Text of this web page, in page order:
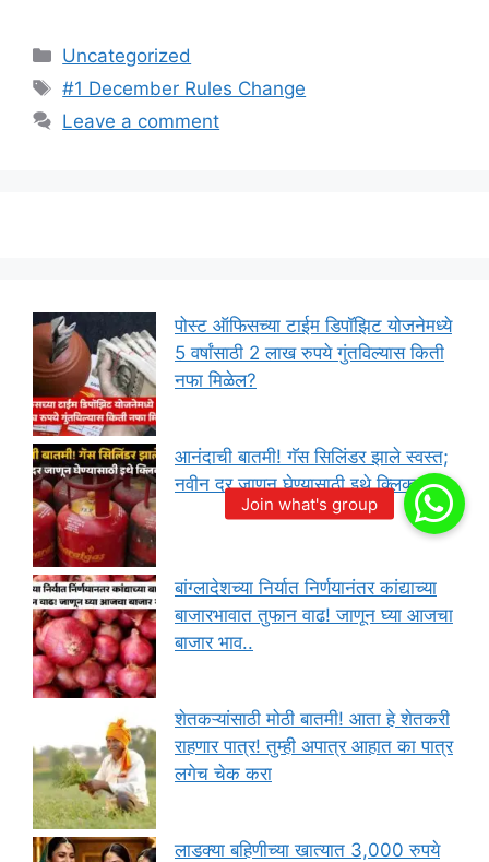
Categories
Uncategorized
Tags
#1 December Rules Change
Leave a comment
पोस्ट ऑफिसच्या टाईम डिपॉझिट योजनेमध्ये
5 वर्षांसाठी 2 लाख रुपये गुंतविल्यास किती
नफा मिळेल?
आनंदाची बातमी! गॅस सिलिंडर झाले स्वस्त;
नवीन दर जाणून घेण्यासाठी इथे क्लिक करा
बांग्लादेशच्या निर्यात निर्णयानंतर कांद्याच्या
बाजारभावात तुफान वाढ! जाणून घ्या आजचा
बाजार भाव..
शेतकऱ्यांसाठी मोठी बातमी! आता हे शेतकरी
राहणार पात्र! तुम्ही अपात्र आहात का पात्र
लगेच चेक करा
लाडक्या बहिणीच्या खात्यात 3,000 रुपये